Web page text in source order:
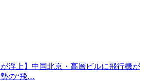
が浮上】中国北京・高層ビルに飛行機が
の“飛…